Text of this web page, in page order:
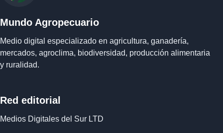
Mundo Agropecuario
Medio digital especializado en agricultura, ganadería,
mercados, agroclima, biodiversidad, producción alimentaria
y ruralidad.
Red editorial
Medios Digitales del Sur LTD